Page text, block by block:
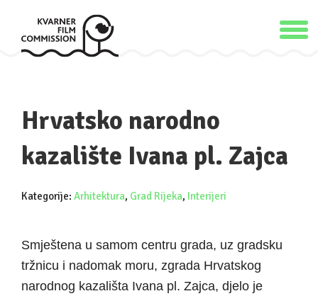
Hrvatsko narodno
kazalište Ivana pl. Zajca
Kategorije: Arhitektura, Grad Rijeka, Interijeri
Smještena u samom centru grada, uz gradsku
tržnicu i nadomak moru, zgrada Hrvatskog
narodnog kazališta Ivana pl. Zajca, djelo je